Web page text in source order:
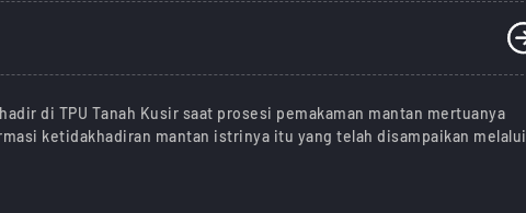
di TPU Tanah Kusir saat prosesi pemakaman mantan mertuanya
ketidakhadiran mantan istrinya itu yang telah disampaikan melalui